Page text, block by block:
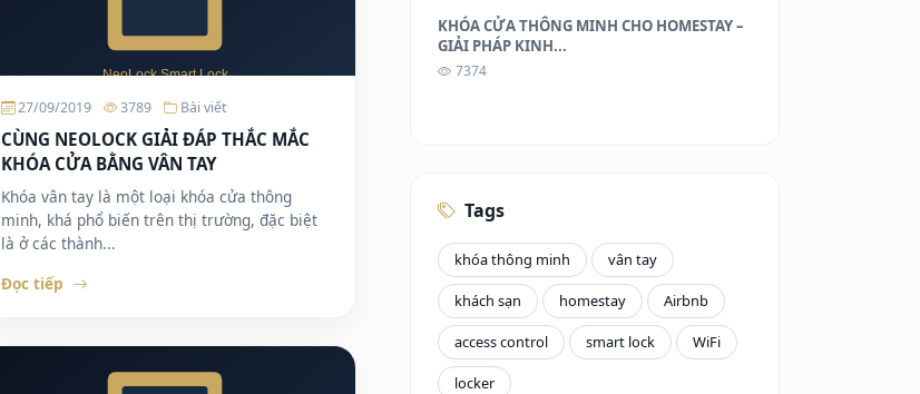
27/09/2019 3789 Bài viết
CÙNG NEOLOCK GIẢI ĐÁP THẮC MẮC
KHÓA CỬA BẰNG VÂN TAY
Khóa vân tay là một loại khóa cửa thông
minh, khá phổ biến trên thị trường, đặc biệt
là ở các thành...
Đọc tiếp
KHÓA CỬA THÔNG MINH CHO HOMESTAY –
GIẢI PHÁP KINH...
7374
Tags
khóa thông minh vân tay
khách sạn homestay Airbnb
access control smart lock WiFi
locker